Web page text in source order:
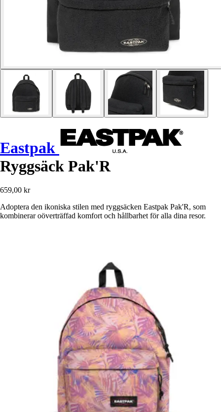
Eastpak
Ryggsäck Pak'R
659,00 kr
Adoptera den ikoniska stilen med ryggsäcken Eastpak Pak'R, som
kombinerar oöverträffad komfort och hållbarhet för alla dina resor.